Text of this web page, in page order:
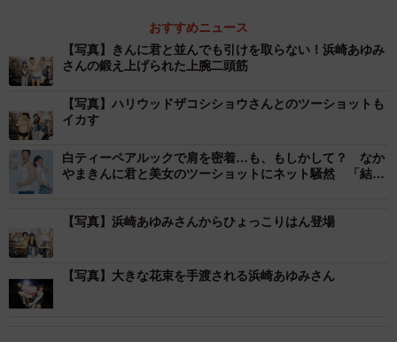
おすすめニュース
【写真】きんに君と並んでも引けを取らない！浜崎あゆみ
さんの鍛え上げられた上腕二頭筋
【写真】ハリウッドザコシショウさんとのツーショットも
イカす
白ティーペアルックで肩を密着…も、もしかして？ なか
やまきんに君と美女のツーショットにネット騒然 「結婚
【写真】浜崎あゆみさんからひょっこりはん登場
【写真】大きな花束を手渡される浜崎あゆみさん